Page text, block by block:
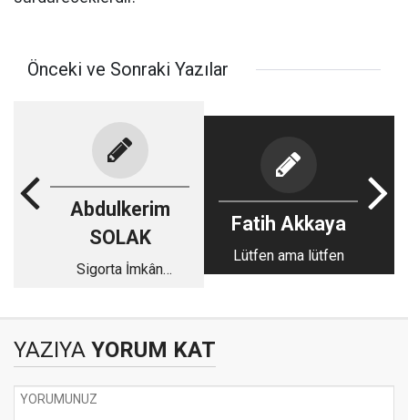
Önceki ve Sonraki Yazılar
Abdulkerim
SOLAK
Sigorta İmkân
Fatih Akkaya
Lütfen ama lütfen
YAZIYA YORUM KAT